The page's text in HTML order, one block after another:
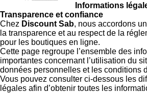
Informations
Transparence et confiance
Chez Discount Sab, nous accordons
la transparence et au respect de la
pour les boutiques en ligne.
Cette page regroupe l’ensemble des
importantes concernant l’utilisation du
données personnelles et les conditions
Vous pouvez consulter ci-dessous les
légales afin d’obtenir toutes les